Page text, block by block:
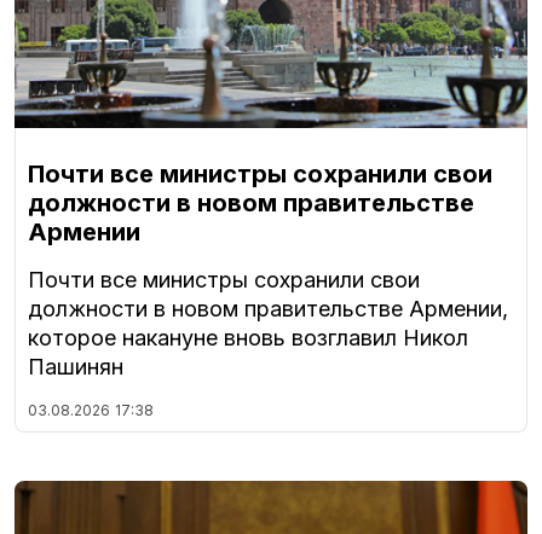
Почти все министры сохранили свои
должности в новом правительстве
Армении
Почти все министры сохранили свои
должности в новом правительстве Армении,
которое накануне вновь возглавил Никол
Пашинян
03.08.2026 17:38